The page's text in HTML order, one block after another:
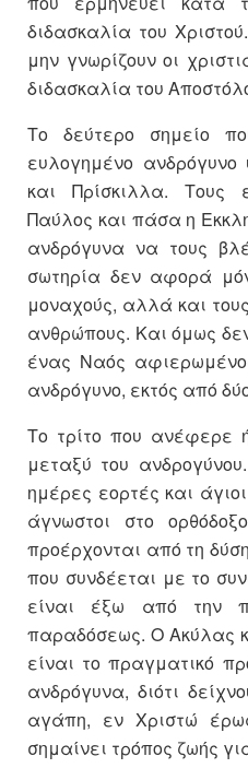
διδασκαλία του
μην γνωρίζουν οι
διδασκαλία του
Το δεύτερο σημείο
ευλογημένο
και Πρίσκιλλα. Τους
Παύλος και πάσα η
ανδρόγυνα να τους
σωτηρία δεν αφορά
μοναχούς, αλλά και
ανθρώπους. Και όμως
ένας Ναός
ανδρόγυνο, εκτός από
Το τρίτο που ανέφερε
μεταξύ του
ημέρες εορτές και
άγνωστοι στο
προέρχονται από τη
που συνδέεται με το
είναι έξω από την
παραδόσεως. Ο Ακύλας
είναι το πραγματικό
ανδρόγυνα, διότι
αγάπη, εν Χριστώ
σημαίνει τρόπος ζωής